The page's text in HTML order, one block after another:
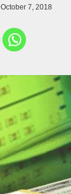
October 7, 2018